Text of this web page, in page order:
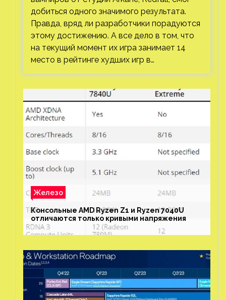
добиться одного значимого результата.
Правда, вряд ли разработчики порадуются
этому достижению. А все дело в том, что
на текущий момент их игра занимает 14
место в рейтинге худших игр в…
Железо
Консольные AMD Ryzen Z1 и Ryzen 7040U
отличаются только кривыми напряжения